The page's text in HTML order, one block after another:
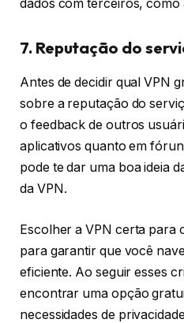
dados com terceiros, como
7. Reputação do
Antes de decidir qual VPN
sobre a reputação do
o feedback de outros
aplicativos quanto em
pode te dar uma boa ideia
da VPN.
Escolher a VPN certa para
para garantir que você
eficiente. Ao seguir esses
encontrar uma opção
necessidades de